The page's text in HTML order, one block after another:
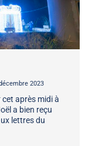
2023
cet après midi à
a bien reçu
lettres du